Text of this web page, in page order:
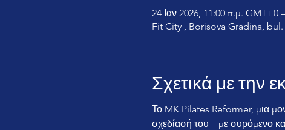
24 Ιαν 2026, 11:00 π.μ. GMT+0
Fit City , Borisova Gradina,
Σχετικά με την
Το MK Pilates Reformer, μια
σχεδίασή του—με συρόμενο